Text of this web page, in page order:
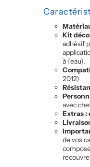
Kit
adhésif
à l’eau).
2012)
avec
Extras :
de vos